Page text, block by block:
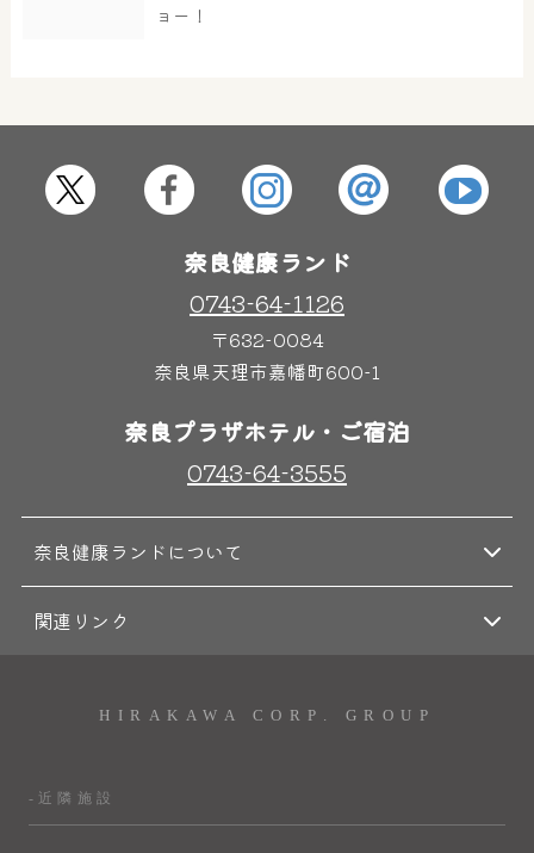
奈良わんぱくランド
ボディケア
ョー！
奈良健康ランド
0743-64-1126
〒632-0084
奈良県天理市嘉幡町600-1
奈良プラザホテル・ご宿泊
0743-64-3555
奈良健康ランドについて
関連リンク
HIRAKAWA CORP. GROUP
-近隣施設